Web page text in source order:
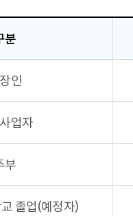
분
인
업자
부
졸업(예정자)